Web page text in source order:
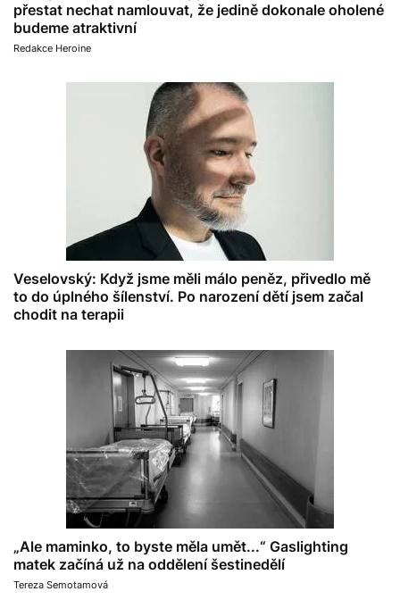
přestat nechat namlouvat, že jedině dokonale oholené
budeme atraktivní
Redakce Heroine
Veselovský: Když jsme měli málo peněz, přivedlo mě
to do úplného šílenství. Po narození dětí jsem začal
chodit na terapii
„Ale maminko, to byste měla umět...“ Gaslighting
matek začíná už na oddělení šestinedělí
Tereza Semotamová